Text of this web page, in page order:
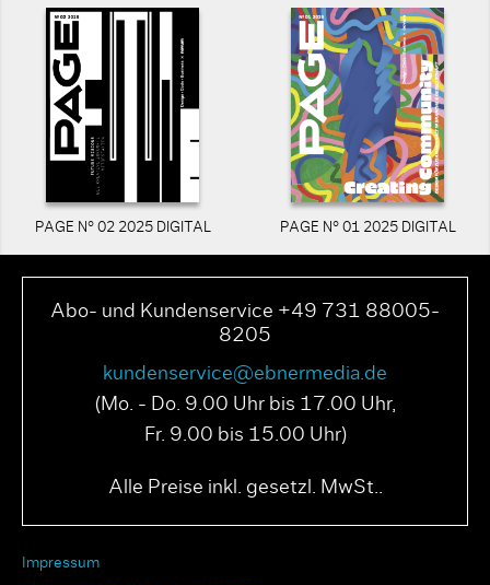
PAGE N° 02 2025 DIGITAL PAGE N° 01 2025 DIGITAL
Abo- und Kundenservice +49 731 88005-
8205
kundenservice@ebnermedia.de
(Mo. - Do. 9.00 Uhr bis 17.00 Uhr,
Fr. 9.00 bis 15.00 Uhr)
Alle Preise inkl. gesetzl. MwSt..
Impressum